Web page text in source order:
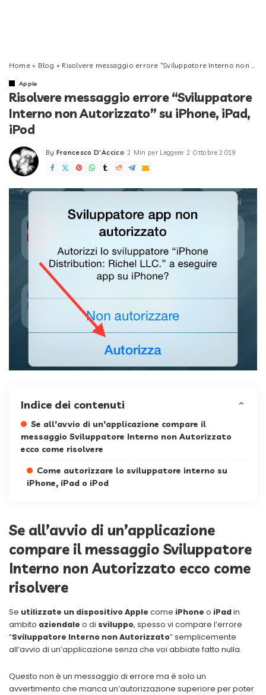
Home» Blog » Risolvere messaggio errore “Sviluppatore Interno non Autorizzato” su iPhone, iPad, iPod
Apple
Risolvere messaggio errore “Sviluppatore
Interno non Autorizzato” su iPhone, iPad,
iPod
Posted
by
By Francesco D'Accico 2 Min per Leggere 2 Ottobre 2019
Indice dei contenuti
Se all’avvio di un’applicazione compare il
messaggio Sviluppatore Interno non Autorizzato
ecco come risolvere
Come autorizzare lo sviluppatore interno su
iPhone, iPad o iPod
Se all’avvio di un’applicazione
compare il messaggio Sviluppatore
Interno non Autorizzato ecco come
risolvere
Se utilizzate un dispositivo Apple come iPhone o iPadin
ambito aziendale o di sviluppo, spesso vi compare l’errore
“Sviluppatore Interno non Autorizzato” semplicemente
all’avvio di un’applicazione senza che voi abbiate fatto nulla.
Questo non è un messaggio di errore ma è solo un
avvertimento che manca un’autorizzazione superiore per poter